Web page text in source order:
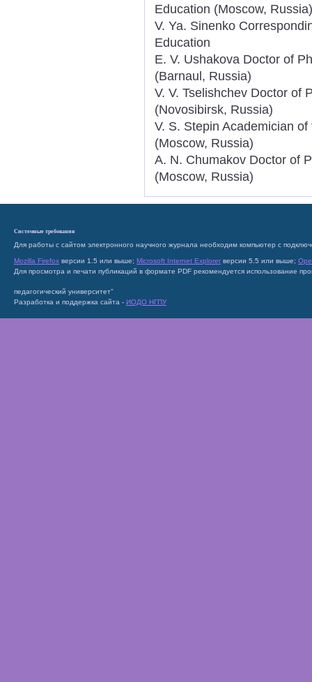
Education (Moscow, Russia)
V. Ya. Sinenko
Education
E. V. Ushakova Doctor of
(Barnaul, Russia)
V. V. Tselishchev Doctor of
(Novosibirsk, Russia)
V. S. Stepin Academician
(Moscow, Russia)
A. N. Chumakov Doctor of
(Moscow, Russia)
Системные требования
Для работы с сайтом электронного научного журнала необходим компьютер с
Mozilla Firefox версии 1.5 или выше; Microsoft Internet Explorer версии 5.5 или выше;
Для просмотра и печати публикаций в формате PDF рекомендуется использование
педагогический университет"
Разработка и поддержка сайта - ИОДО НГПУ